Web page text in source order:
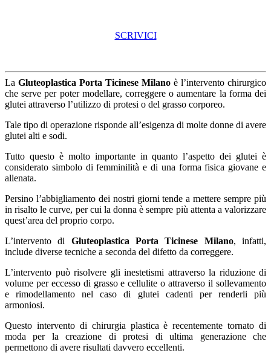
SCRIVICI
La Gluteoplastica Porta Ticinese Milano è l’intervento chirurgico
che serve per poter modellare, correggere o aumentare la forma dei
glutei attraverso l’utilizzo di protesi o del grasso corporeo.
Tale tipo di operazione risponde all’esigenza di molte donne di avere
glutei alti e sodi.
Tutto questo è molto importante in quanto l’aspetto dei glutei è
considerato simbolo di femminilità e di una forma fisica giovane e
allenata.
Persino l’abbigliamento dei nostri giorni tende a mettere sempre più
in risalto le curve, per cui la donna è sempre più attenta a valorizzare
quest’area del proprio corpo.
L’intervento di Gluteoplastica Porta Ticinese Milano, infatti,
include diverse tecniche a seconda del difetto da correggere.
L’intervento può risolvere gli inestetismi attraverso la riduzione di
volume per eccesso di grasso e cellulite o attraverso il sollevamento
e rimodellamento nel caso di glutei cadenti per renderli più
armoniosi.
Questo intervento di chirurgia plastica è recentemente tornato di
moda per la creazione di protesi di ultima generazione che
permettono di avere risultati davvero eccellenti.